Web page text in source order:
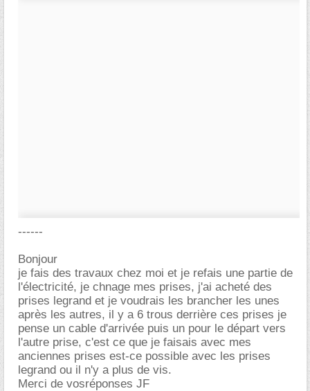
------
Bonjour
je fais des travaux chez moi et je refais une partie de
l'électricité, je chnage mes prises, j'ai acheté des
prises legrand et je voudrais les brancher les unes
après les autres, il y a 6 trous derrière ces prises je
pense un cable d'arrivée puis un pour le départ vers
l'autre prise, c'est ce que je faisais avec mes
anciennes prises est-ce possible avec les prises
legrand ou il n'y a plus de vis.
Merci de vosréponses JF